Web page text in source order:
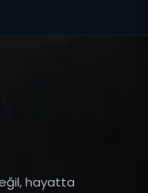
hayatta